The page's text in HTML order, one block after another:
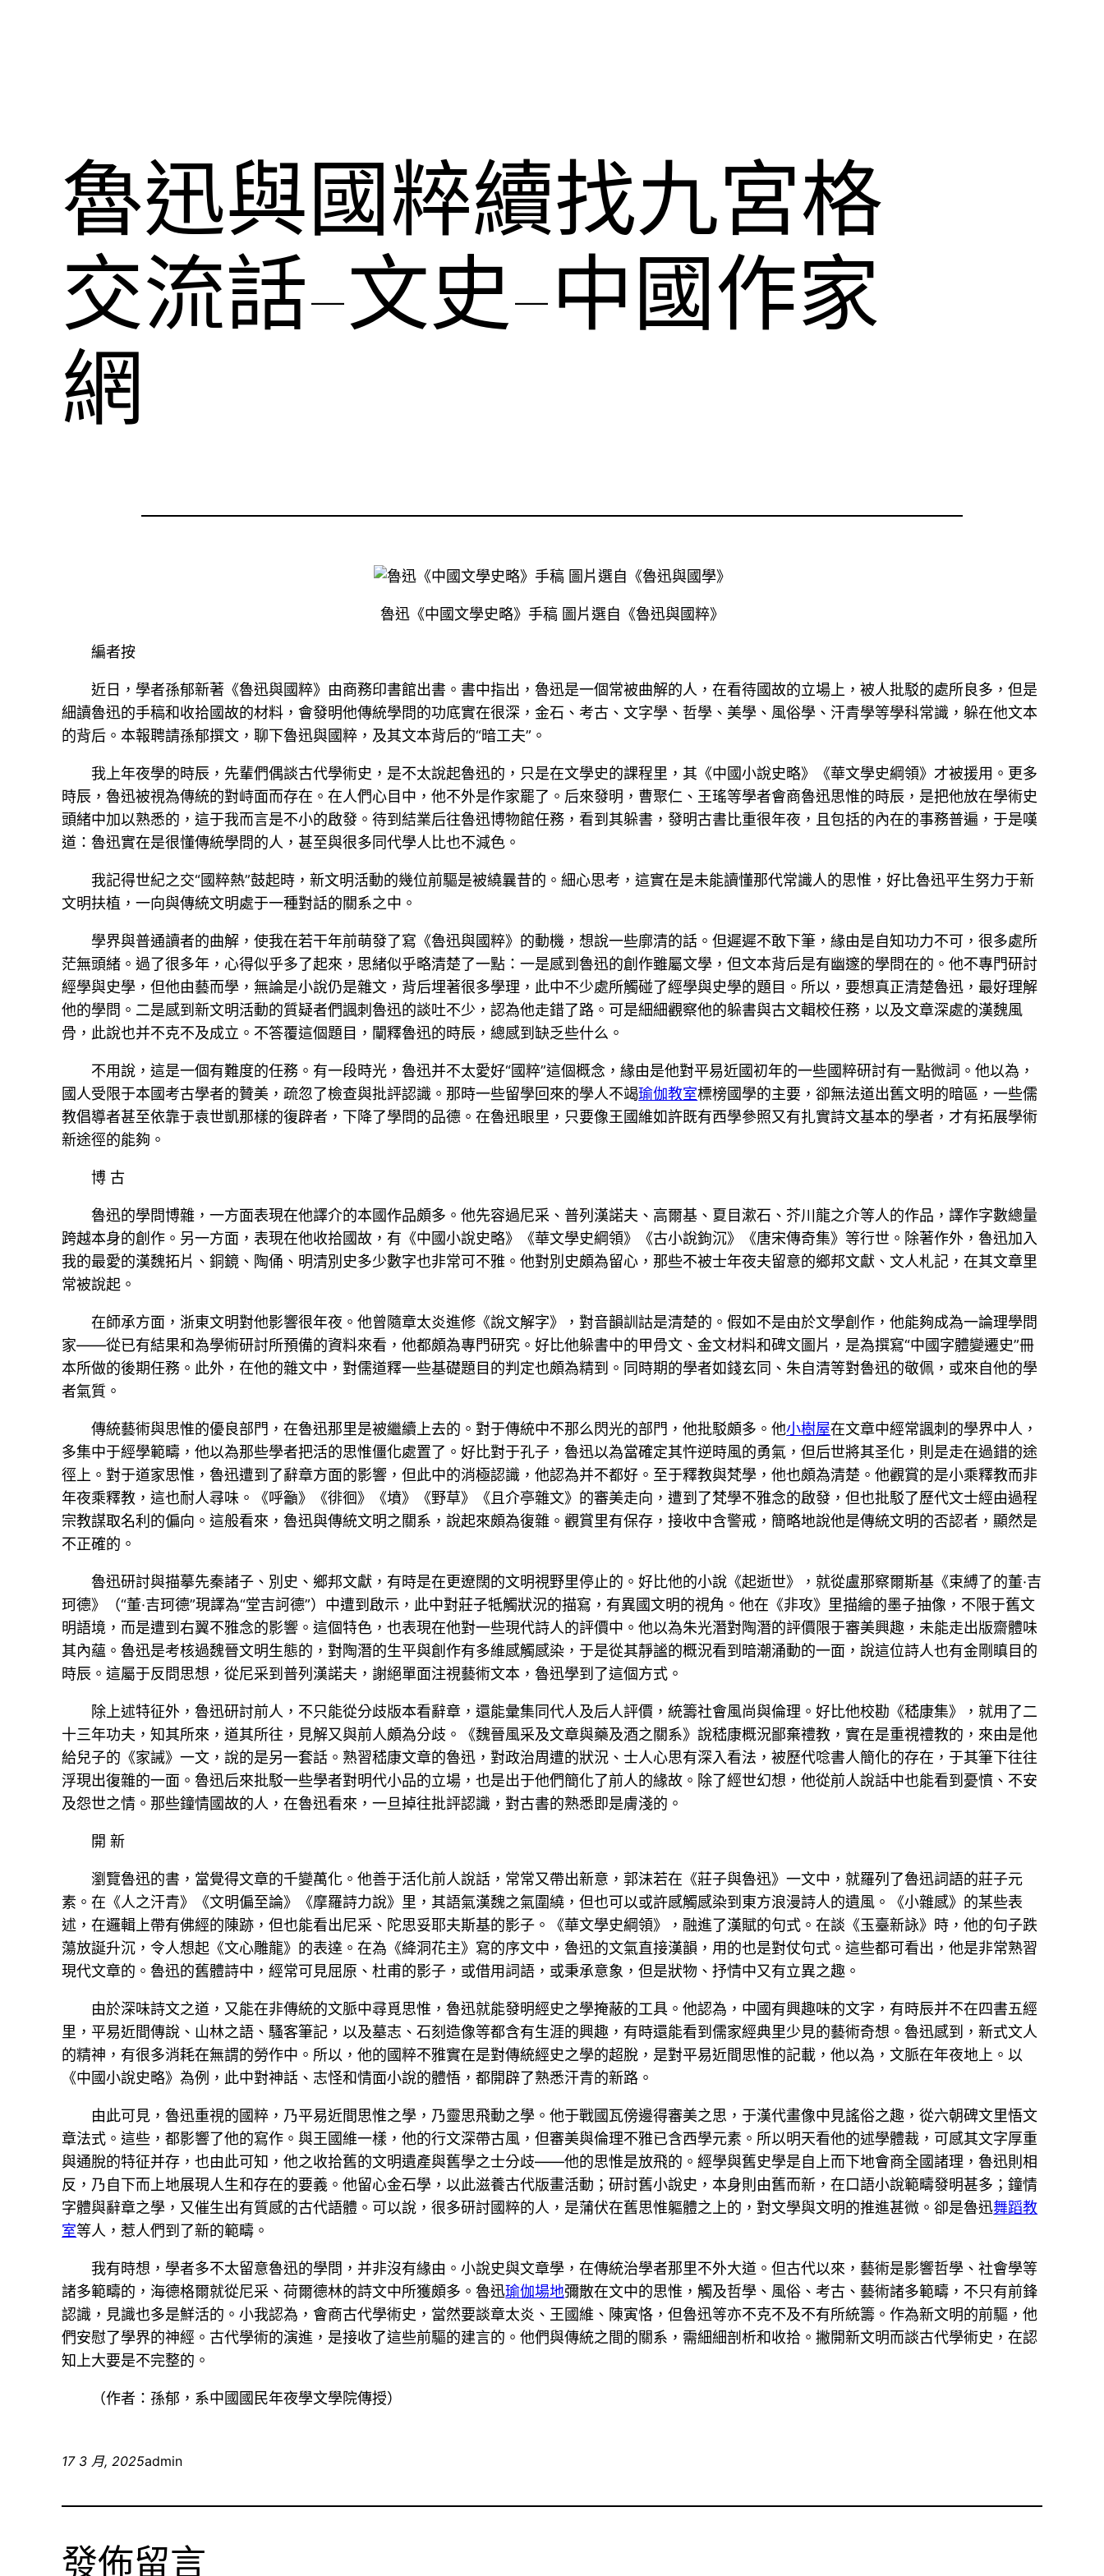
魯迅與國粹續找九宮格
交流話–文史–中國作家
網
魯迅《中國文學史略》手稿 圖片選自《魯迅與國粹》
編者按
近日，學者孫郁新著《魯迅與國粹》由商務印書館出書。書中指出，魯迅是一個常被曲解的人，在看待國故的立場上，被人批駁的處所良多，但是
細讀魯迅的手稿和收拾國故的材料，會發明他傳統學問的功底實在很深，金石、考古、文字學、哲學、美學、風俗學、汗青學等學科常識，躲在他文本
的背后。本報聘請孫郁撰文，聊下魯迅與國粹，及其文本背后的“暗工夫”。
我上年夜學的時辰，先輩們偶談古代學術史，是不太說起魯迅的，只是在文學史的課程里，其《中國小說史略》《華文學史綱領》才被援用。更多
時辰，魯迅被視為傳統的對峙面而存在。在人們心目中，他不外是作家罷了。后來發明，曹聚仁、王瑤等學者會商魯迅思惟的時辰，是把他放在學術史
頭緒中加以熟悉的，這于我而言是不小的啟發。待到結業后往魯迅博物館任務，看到其躲書，發明古書比重很年夜，且包括的內在的事務普遍，于是嘆
道：魯迅實在是很懂傳統學問的人，甚至與很多同代學人比也不減色。
我記得世紀之交“國粹熱”鼓起時，新文明活動的幾位前驅是被繞曩昔的。細心思考，這實在是未能讀懂那代常識人的思惟，好比魯迅平生努力于新
文明扶植，一向與傳統文明處于一種對話的關系之中。
學界與普通讀者的曲解，使我在若干年前萌發了寫《魯迅與國粹》的動機，想說一些廓清的話。但遲遲不敢下筆，緣由是自知功力不可，很多處所
茫無頭緒。過了很多年，心得似乎多了起來，思緒似乎略清楚了一點：一是感到魯迅的創作雖屬文學，但文本背后是有幽邃的學問在的。他不專門研討
經學與史學，但他由藝而學，無論是小說仍是雜文，背后埋著很多學理，此中不少處所觸碰了經學與史學的題目。所以，要想真正清楚魯迅，最好理解
他的學問。二是感到新文明活動的質疑者們諷刺魯迅的談吐不少，認為他走錯了路。可是細細觀察他的躲書與古文輯校任務，以及文章深處的漢魏風
骨，此說也并不克不及成立。不答覆這個題目，闡釋魯迅的時辰，總感到缺乏些什么。
不用說，這是一個有難度的任務。有一段時光，魯迅并不太愛好“國粹”這個概念，緣由是他對平易近國初年的一些國粹研討有一點微詞。他以為，
國人受限于本國考古學者的贊美，疏忽了檢查與批評認識。那時一些留學回來的學人不竭瑜伽教室標榜國學的主要，卻無法道出舊文明的暗區，一些儒
教倡導者甚至依靠于袁世凱那樣的復辟者，下降了學問的品德。在魯迅眼里，只要像王國維如許既有西學參照又有扎實詩文基本的學者，才有拓展學術
新途徑的能夠。
博 古
魯迅的學問博雜，一方面表現在他譯介的本國作品頗多。他先容過尼采、普列漢諾夫、高爾基、夏目漱石、芥川龍之介等人的作品，譯作字數總量
跨越本身的創作。另一方面，表現在他收拾國故，有《中國小說史略》《華文學史綱領》《古小說鉤沉》《唐宋傳奇集》等行世。除著作外，魯迅加入
我的最愛的漢魏拓片、銅鏡、陶俑、明清別史多少數字也非常可不雅。他對別史頗為留心，那些不被士年夜夫留意的鄉邦文獻、文人札記，在其文章里
常被說起。
在師承方面，浙東文明對他影響很年夜。他曾隨章太炎進修《說文解字》，對音韻訓詁是清楚的。假如不是由於文學創作，他能夠成為一論理學問
家——從已有結果和為學術研討所預備的資料來看，他都頗為專門研究。好比他躲書中的甲骨文、金文材料和碑文圖片，是為撰寫“中國字體變遷史”冊
本所做的後期任務。此外，在他的雜文中，對儒道釋一些基礎題目的判定也頗為精到。同時期的學者如錢玄同、朱自清等對魯迅的敬佩，或來自他的學
者氣質。
傳統藝術與思惟的優良部門，在魯迅那里是被繼續上去的。對于傳統中不那么閃光的部門，他批駁頗多。他小樹屋在文章中經常諷刺的學界中人，
多集中于經學範疇，他以為那些學者把活的思惟僵化處置了。好比對于孔子，魯迅以為當確定其忤逆時風的勇氣，但后世將其圣化，則是走在過錯的途
徑上。對于道家思惟，魯迅遭到了辭章方面的影響，但此中的消極認識，他認為并不都好。至于釋教與梵學，他也頗為清楚。他觀賞的是小乘釋教而非
年夜乘釋教，這也耐人尋味。《呼籲》《徘徊》《墳》《野草》《且介亭雜文》的審美走向，遭到了梵學不雅念的啟發，但也批駁了歷代文士經由過程
宗教謀取名利的偏向。這般看來，魯迅與傳統文明之關系，說起來頗為復雜。觀賞里有保存，接收中含警戒，簡略地說他是傳統文明的否認者，顯然是
不正確的。
魯迅研討與描摹先秦諸子、別史、鄉邦文獻，有時是在更遼闊的文明視野里停止的。好比他的小說《起逝世》，就從盧那察爾斯基《束縛了的董·吉
珂德》（“董·吉珂德”現譯為“堂吉訶德”）中遭到啟示，此中對莊子牴觸狀況的描寫，有異國文明的視角。他在《非攻》里描繪的墨子抽像，不限于舊文
明語境，而是遭到右翼不雅念的影響。這個特色，也表現在他對一些現代詩人的評價中。他以為朱光潛對陶潛的評價限于審美興趣，未能走出版齋體味
其內蘊。魯迅是考核過魏晉文明生態的，對陶潛的生平與創作有多維感觸感染，于是從其靜謐的概況看到暗潮涌動的一面，說這位詩人也有金剛瞋目的
時辰。這屬于反問思想，從尼采到普列漢諾夫，謝絕單面注視藝術文本，魯迅學到了這個方式。
除上述特征外，魯迅研討前人，不只能從分歧版本看辭章，還能彙集同代人及后人評價，統籌社會風尚與倫理。好比他校勘《嵇康集》，就用了二
十三年功夫，知其所來，道其所往，見解又與前人頗為分歧。《魏晉風采及文章與藥及酒之關系》說嵇康概況鄙棄禮教，實在是重視禮教的，來由是他
給兒子的《家誡》一文，說的是另一套話。熟習嵇康文章的魯迅，對政治周遭的狀況、士人心思有深入看法，被歷代唸書人簡化的存在，于其筆下往往
浮現出復雜的一面。魯迅后來批駁一些學者對明代小品的立場，也是出于他們簡化了前人的緣故。除了經世幻想，他從前人說話中也能看到憂憤、不安
及怨世之情。那些鐘情國故的人，在魯迅看來，一旦掉往批評認識，對古書的熟悉即是膚淺的。
開 新
瀏覽魯迅的書，當覺得文章的千變萬化。他善于活化前人說話，常常又帶出新意，郭沫若在《莊子與魯迅》一文中，就羅列了魯迅詞語的莊子元
素。在《人之汗青》《文明偏至論》《摩羅詩力說》里，其語氣漢魏之氣圍繞，但也可以或許感觸感染到東方浪漫詩人的遺風。《小雜感》的某些表
述，在邏輯上帶有佛經的陳跡，但也能看出尼采、陀思妥耶夫斯基的影子。《華文學史綱領》，融進了漢賦的句式。在談《玉臺新詠》時，他的句子跌
蕩放誕升沉，令人想起《文心雕龍》的表達。在為《絳洞花主》寫的序文中，魯迅的文氣直接漢韻，用的也是對仗句式。這些都可看出，他是非常熟習
現代文章的。魯迅的舊體詩中，經常可見屈原、杜甫的影子，或借用詞語，或秉承意象，但是狀物、抒情中又有立異之趣。
由於深味詩文之道，又能在非傳統的文脈中尋覓思惟，魯迅就能發明經史之學掩蔽的工具。他認為，中國有興趣味的文字，有時辰并不在四書五經
里，平易近間傳說、山林之語、騷客筆記，以及墓志、石刻造像等都含有生涯的興趣，有時還能看到儒家經典里少見的藝術奇想。魯迅感到，新式文人
的精神，有很多消耗在無謂的勞作中。所以，他的國粹不雅實在是對傳統經史之學的超脫，是對平易近間思惟的記載，他以為，文脈在年夜地上。以
《中國小說史略》為例，此中對神話、志怪和情面小說的體悟，都開辟了熟悉汗青的新路。
由此可見，魯迅重視的國粹，乃平易近間思惟之學，乃靈思飛動之學。他于戰國瓦傍邊得審美之思，于漢代畫像中見謠俗之趣，從六朝碑文里悟文
章法式。這些，都影響了他的寫作。與王國維一樣，他的行文深帶古風，但審美與倫理不雅已含西學元素。所以明天看他的述學體裁，可感其文字厚重
與通脫的特征并存，也由此可知，他之收拾舊的文明遺產與舊學之士分歧——他的思惟是放飛的。經學與舊史學是自上而下地會商全國諸理，魯迅則相
反，乃自下而上地展現人生和存在的要義。他留心金石學，以此滋養古代版畫活動；研討舊小說史，本身則由舊而新，在口語小說範疇發明甚多；鐘情
字體與辭章之學，又催生出有質感的古代語體。可以說，很多研討國粹的人，是蒲伏在舊思惟軀體之上的，對文學與文明的推進甚微。卻是魯迅舞蹈教
室等人，惹人們到了新的範疇。
我有時想，學者多不太留意魯迅的學問，并非沒有緣由。小說史與文章學，在傳統治學者那里不外大道。但古代以來，藝術是影響哲學、社會學等
諸多範疇的，海德格爾就從尼采、荷爾德林的詩文中所獲頗多。魯迅瑜伽場地彌散在文中的思惟，觸及哲學、風俗、考古、藝術諸多範疇，不只有前鋒
認識，見識也多是鮮活的。小我認為，會商古代學術史，當然要談章太炎、王國維、陳寅恪，但魯迅等亦不克不及不有所統籌。作為新文明的前驅，他
們安慰了學界的神經。古代學術的演進，是接收了這些前驅的建言的。他們與傳統之間的關系，需細細剖析和收拾。撇開新文明而談古代學術史，在認
知上大要是不完整的。
（作者：孫郁，系中國國民年夜學文學院傳授）
17 3 月, 2025admin
發佈留言